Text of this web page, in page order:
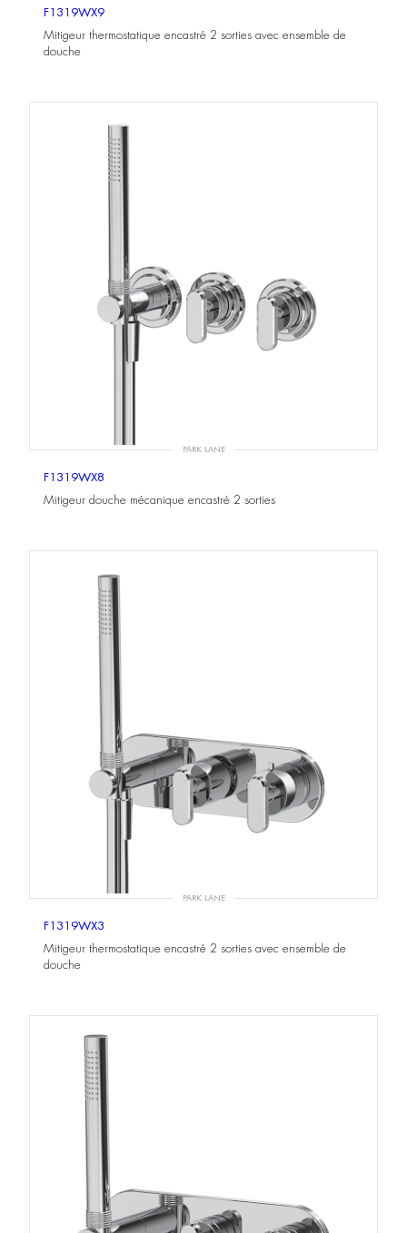
F1319WX9
Mitigeur thermostatique encastré 2 sorties avec ensemble de
douche
PARK LANE
F1319WX8
Mitigeur douche mécanique encastré 2 sorties
PARK LANE
F1319WX3
Mitigeur thermostatique encastré 2 sorties avec ensemble de
douche